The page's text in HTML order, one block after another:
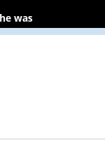
was